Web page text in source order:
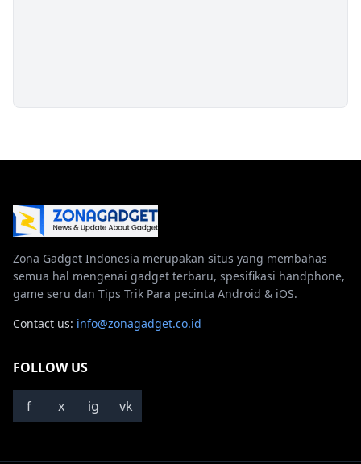
Zona Gadget Indonesia merupakan situs yang membahas
semua hal mengenai gadget terbaru, spesifikasi handphone,
game seru dan Tips Trik Para pecinta Android & iOS.
Contact us: info@zonagadget.co.id
FOLLOW US
f x ig vk